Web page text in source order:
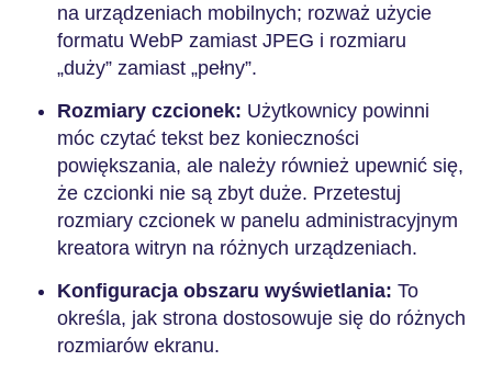
na urządzeniach mobilnych; rozważ użycie
formatu WebP zamiast JPEG i rozmiaru
„duży” zamiast „pełny”.
Rozmiary czcionek: Użytkownicy powinni
móc czytać tekst bez konieczności
powiększania, ale należy również upewnić się,
że czcionki nie są zbyt duże. Przetestuj
rozmiary czcionek w panelu administracyjnym
kreatora witryn na różnych urządzeniach.
Konfiguracja obszaru wyświetlania: To
określa, jak strona dostosowuje się do różnych
rozmiarów ekranu.